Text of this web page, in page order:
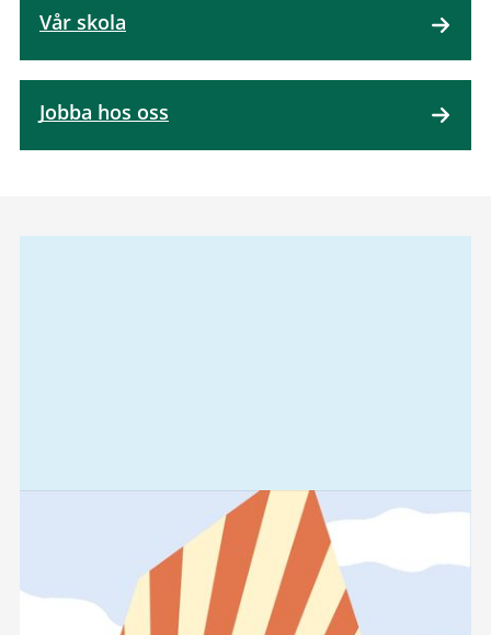
Vår skola
Jobba hos oss